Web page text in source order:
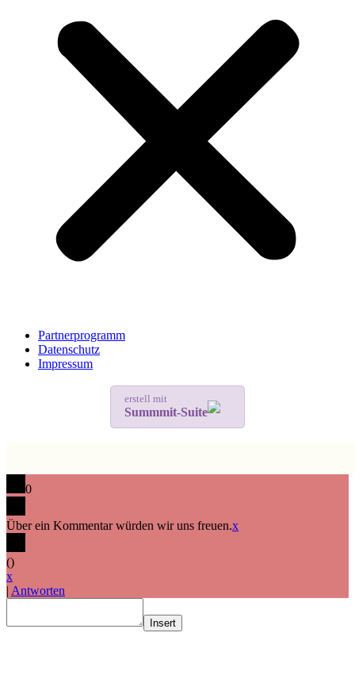
Partnerprogramm
Datenschutz
Impressum
erstell mit
Summmit-Suite
0
Über ein Kommentar würden wir uns freuen.x
()
x
| Antworten
Insert